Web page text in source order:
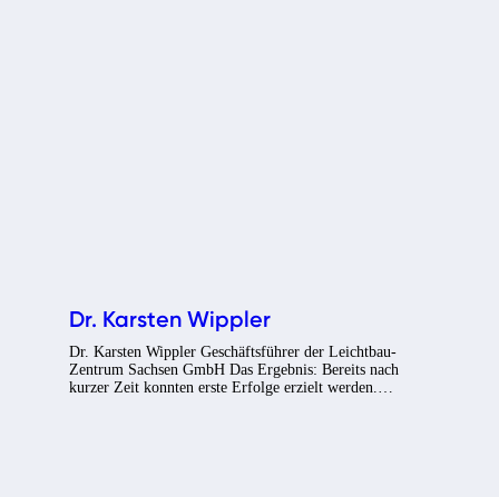
Dr. Karsten Wippler
Dr. Karsten Wippler Geschäftsführer der Leichtbau-
Zentrum Sachsen GmbH Das Ergebnis: Bereits nach
kurzer Zeit konnten erste Erfolge erzielt werden.…